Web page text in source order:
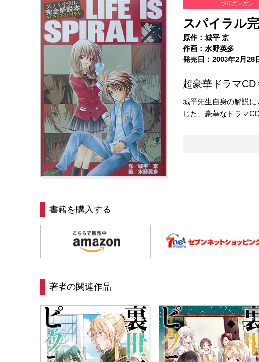
少年ガンガン
スパイラル
原作：城平 京
作画：水野英多
発売日：2003年2月28
超豪華ドラマ
城平先生自身の解説
じた、豪華なドラマ
書籍を購入する
著者の関連作品